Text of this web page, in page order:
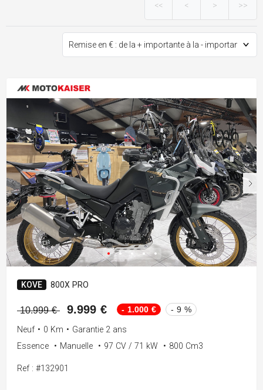
<< < > >>
KOVE 800X PRO
10.999 € 9.999 € - 1.000 € - 9 %
Neuf • 0 Km • Garantie 2 ans
Essence
• Manuelle • 97 CV / 71 kW • 800 Cm3
Ref : #132901